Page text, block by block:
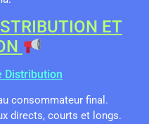
ET
Distribution
consommateur final.
directs, courts et longs.